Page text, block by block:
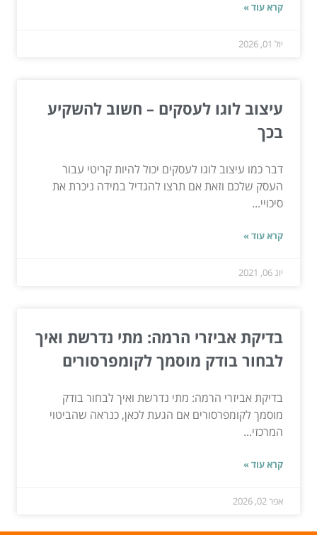
קרא עוד »
יול 01, 2026
עיצוב לוגו לעסקים – חשוב להשקיע
בכך
דבר כמו עיצוב לוגו לעסקים יכול להיות קריטי עבור
העסק שלכם וזאת אם תרצו להגדיל במידה ניכרת את
סיכויי...
קרא עוד »
יונ 06, 2021
בדיקת אביזרי הרמה: מתי נדרשת ואיך
לבחור בודק מוסמך לקומפרסורים
בדיקת אביזרי הרמה: מתי נדרשת ואיך לבחור בודק
מוסמך לקומפרסורים אם הגעת לכאן, כנראה שהביטוי
המרכזי...
קרא עוד »
אפר 02, 2026